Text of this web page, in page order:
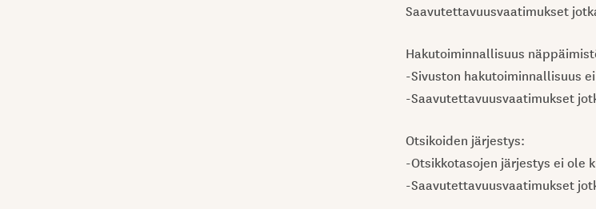
Saavutettavuusvaatimukset
Hakutoiminnallisuus
-Sivuston hakutoiminnallisuus
-Saavutettavuusvaatimukset
Otsikoiden järjestys:
-Otsikkotasojen järjestys ei ole
-Saavutettavuusvaatimukset